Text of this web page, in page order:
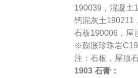
190039，混凝土
钙泥灰土190211
石板190006，屋
※膨胀珍珠岩
注：石板，屋顶
1903 石膏：